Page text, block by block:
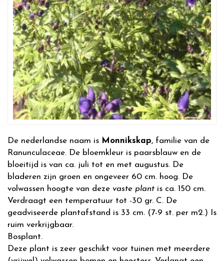
De nederlandse naam is Monnikskap, familie van de
Ranunculaceae. De bloemkleur is paarsblauw en de
bloeitijd is van ca. juli tot en met augustus. De
bladeren zijn groen en ongeveer 60 cm. hoog. De
volwassen hoogte van deze vaste plant is ca. 150 cm.
Verdraagt een temperatuur tot -30 gr. C. De
geadviseerde plantafstand is 33 cm. (7-9 st. per m2.) Is
ruim verkrijgbaar.
Bosplant.
Deze plant is zeer geschikt voor tuinen met meerdere